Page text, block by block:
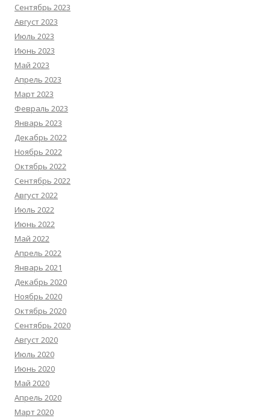
Сентябрь 2023
Август 2023
Июль 2023
Июнь 2023
Май 2023
Апрель 2023
Март 2023
Февраль 2023
Январь 2023
Декабрь 2022
Ноябрь 2022
Октябрь 2022
Сентябрь 2022
Август 2022
Июль 2022
Июнь 2022
Май 2022
Апрель 2022
Январь 2021
Декабрь 2020
Ноябрь 2020
Октябрь 2020
Сентябрь 2020
Август 2020
Июль 2020
Июнь 2020
Май 2020
Апрель 2020
Март 2020